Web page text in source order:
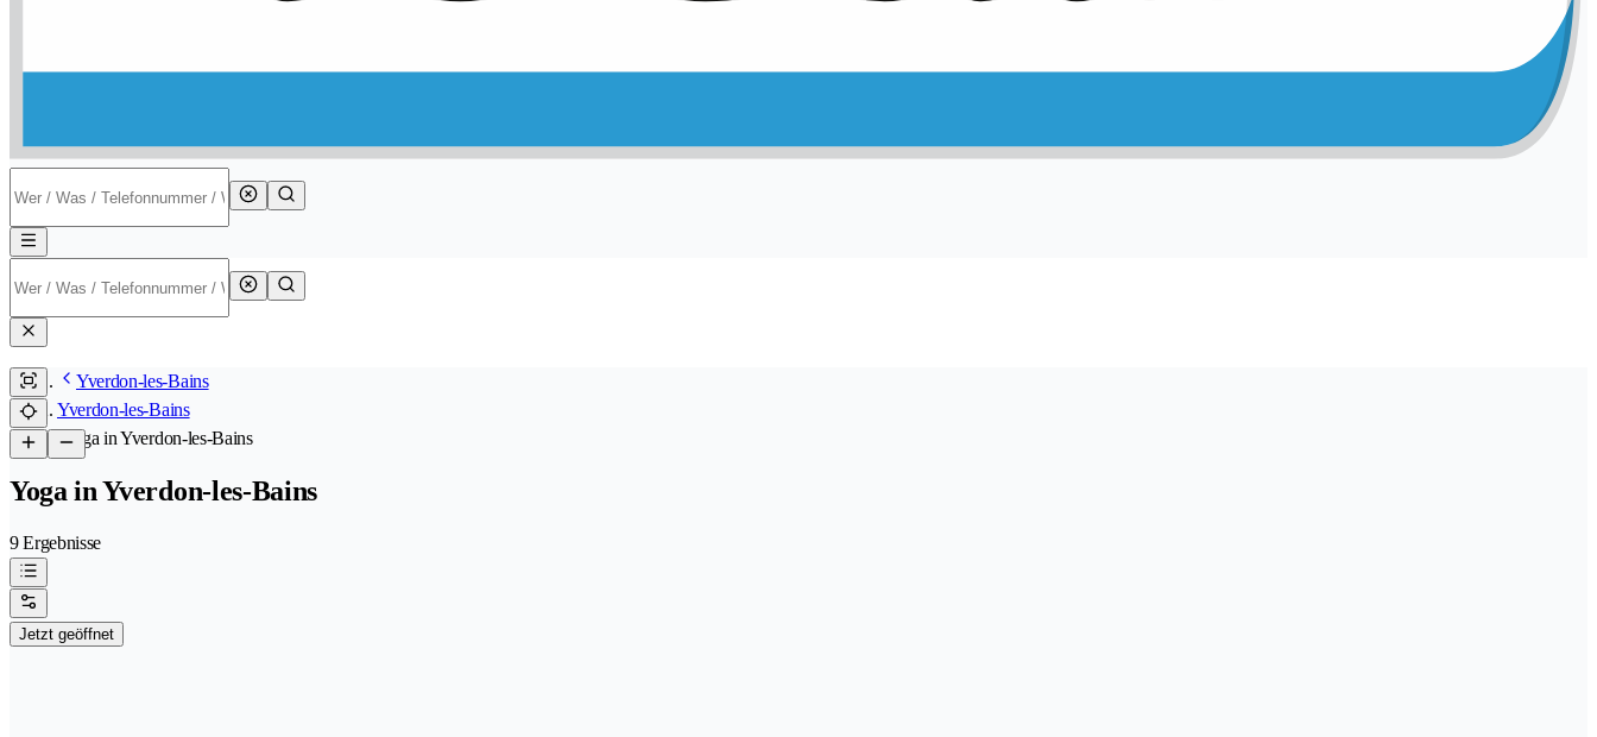
Yverdon-les-Bains
Yverdon-les-Bains
/Yoga in Yverdon-les-Bains
Yoga in Yverdon-les-Bains
9 Ergebnisse
Jetzt geöffnet